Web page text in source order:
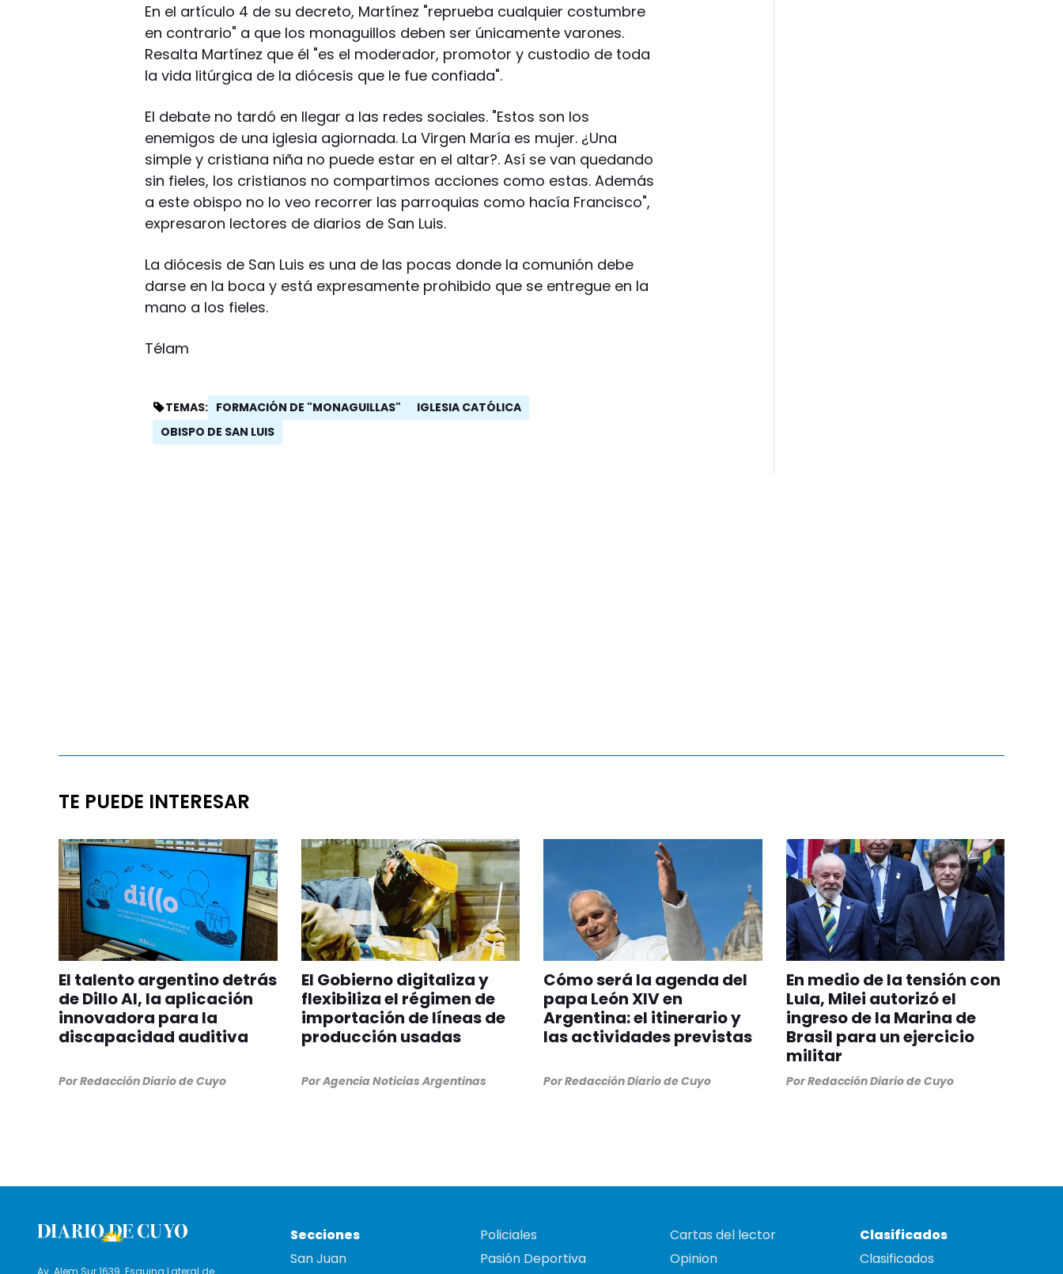
En el artículo 4 de su decreto, Martínez "reprueba cualquier costumbre
en contrario" a que los monaguillos deben ser únicamente varones.
Resalta Martínez que él "es el moderador, promotor y custodio de toda
la vida litúrgica de la diócesis que le fue confiada".
El debate no tardó en llegar a las redes sociales. "Estos son los
enemigos de una iglesia agiornada. La Virgen María es mujer. ¿Una
simple y cristiana niña no puede estar en el altar?. Así se van quedando
sin fieles, los cristianos no compartimos acciones como estas. Además
a este obispo no lo veo recorrer las parroquias como hacía Francisco",
expresaron lectores de diarios de San Luis.
La diócesis de San Luis es una de las pocas donde la comunión debe
darse en la boca y está expresamente prohibido que se entregue en la
mano a los fieles.
Télam
TEMAS: FORMACIÓN DE "MONAGUILLAS"
IGLESIA CATÓLICA
OBISPO DE SAN LUIS
TE PUEDE INTERESAR
El talento argentino detrás
de Dillo AI, la aplicación
innovadora para la
discapacidad auditiva
PorRedacción Diario de Cuyo
El Gobierno digitaliza y
flexibiliza el régimen de
importación de líneas de
producción usadas
PorAgencia Noticias Argentinas
Cómo será la agenda del
papa León XIV en
Argentina: el itinerario y
las actividades previstas
PorRedacción Diario de Cuyo
En medio de la tensión con
Lula, Milei autorizó el
ingreso de la Marina de
Brasil para un ejercicio
militar
PorRedacción Diario de Cuyo
Secciones
San Juan
Policiales
Pasión Deportiva
Cartas del lector
Opinion
Clasificados
Clasificados